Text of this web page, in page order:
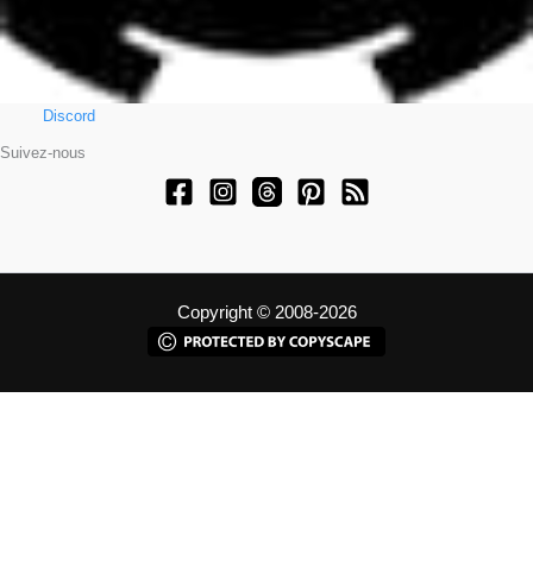
Discord
Suivez-nous
Copyright © 2008-2026